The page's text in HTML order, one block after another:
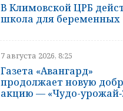
В Климовской ЦРБ
школа для беременных
7 августа 2026, 8:25
Газета «Авангард»
продолжает новую
акцию — «Чудо-